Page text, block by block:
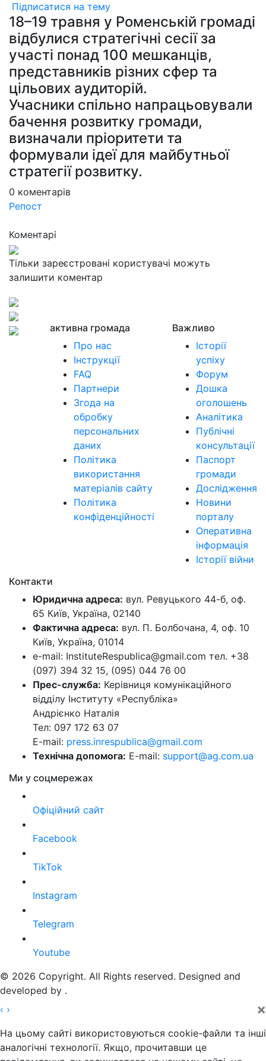
Підписатися на тему
18–19 травня у Роменській громаді
відбулися стратегічні сесії за
участі понад 100 мешканців,
представників різних сфер та
цільових аудиторій.
Учасники спільно напрацьовували
бачення розвитку громади,
визначали пріоритети та
формували ідеї для майбутньої
стратегії розвитку.
0 коментарів
Репост
Коментарі
Тільки зареєстровані користувачі можуть
залишити коментар
активна громада
Про нас
Інструкції
FAQ
Партнери
Згода на
обробку
персональних
даних
Політика
використання
матеріалів сайту
Політика
конфіденційності
Важливо
Історії
успіху
Форум
Дошка
оголошень
Аналітика
Публічні
консультації
Паспорт
громади
Дослідження
Новини
порталу
Оперативна
інформація
Історії війни
Контакти
Юридична адреса: вул. Ревуцького 44-б, оф.
65 Київ, Україна, 02140
Фактична адреса: вул. П. Болбочана, 4, оф. 10
Київ, Україна, 01014
e-mail: InstituteRespublica@gmail.com тел. +38
(097) 394 32 15, (095) 044 76 00
Прес-служба: Керівниця комунікаційного
відділу Інституту «Республіка»
Андрієнко Наталія
Тел: 097 172 63 07
E-mail: press.inrespublica@gmail.com
Технічна допомога: E-mail: support@ag.com.ua
Ми у соцмережах
Офіційний сайт
Facebook
TikTok
Instagram
Telegram
Youtube
© 2026 Copyright. All Rights reserved. Designed and
developed by .
‹ › ×
На цьому сайті використовуються cookie-файли та інші
аналогічні технології. Якщо, прочитавши це